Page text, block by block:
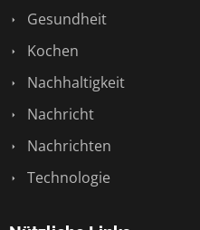
Gesundheit
Kochen
Nachhaltigkeit
Nachricht
Nachrichten
Technologie